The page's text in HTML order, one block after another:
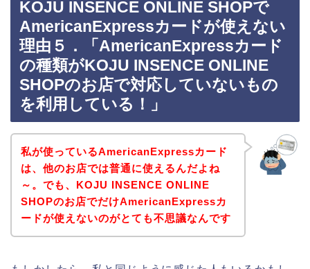
KOJU INSENCE ONLINE SHOPで
AmericanExpressカードが使えない
理由５．「AmericanExpressカード
の種類がKOJU INSENCE ONLINE
SHOPのお店で対応していないもの
を利用している！」
私が使っているAmericanExpressカード
は、他のお店では普通に使えるんだよね
～。でも、KOJU INSENCE ONLINE
SHOPのお店でだけAmericanExpressカ
ードが使えないのがとても不思議なんです